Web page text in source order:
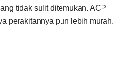
tidak sulit ditemukan. ACP
perakitannya pun lebih murah.